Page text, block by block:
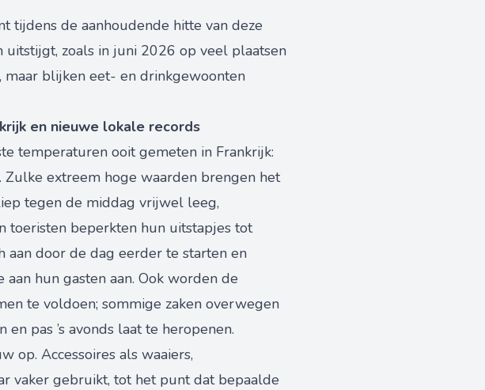
tijdens de aanhoudende hitte van deze
zoals in juni 2026 op veel plaatsen
blijken eet- en drinkgewoonten
en nieuwe lokale records
temperaturen ooit gemeten in Frankrijk:
extreem hoge waarden brengen het
tegen de middag vrijwel leeg,
toeristen beperkten hun uitstapjes tot
aan door de dag eerder te starten en
hun gasten aan. Ook worden de
te voldoen; sommige zaken overwegen
pas ’s avonds laat te heropenen.
op. Accessoires als waaiers,
vaker gebruikt, tot het punt dat bepaalde